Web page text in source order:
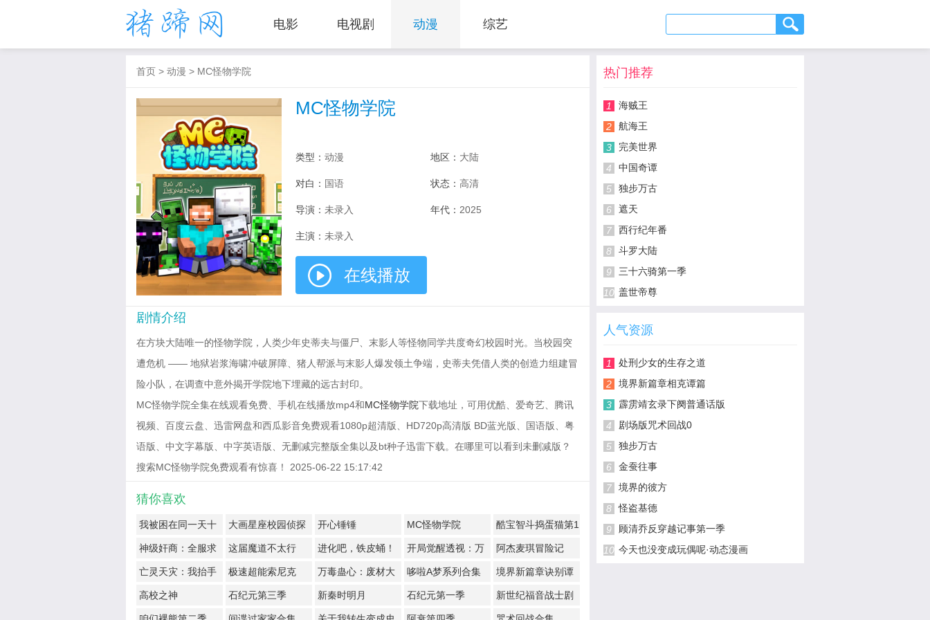
电影 电视剧 动漫 综艺
首页 > 动漫 > MC怪物学院
MC怪物学院
类型： 动漫 地区： 大陆
对白： 国语 状态： 高清
导演： 未录入 年代： 2025
主演： 未录入
在线播放
剧情介绍
在方块大陆唯一的怪物学院，人类少年史蒂夫与僵尸、末影人等怪物同学共度奇幻校园时光。当校园突
遭危机 —— 地狱岩浆海啸冲破屏障、猪人帮派与末影人爆发领土争端，史蒂夫凭借人类的创造力组建冒
险小队，在调查中意外揭开学院地下埋藏的远古封印。
MC怪物学院全集在线观看免费、手机在线播放mp4和MC怪物学院下载地址，可用优酷、爱奇艺、腾讯
视频、百度云盘、迅雷网盘和西瓜影音免费观看1080p超清版、HD720p高清版 BD蓝光版、国语版、粤
语版、中文字幕版、中字英语版、无删减完整版全集以及bt种子迅雷下载。在哪里可以看到未删减版？
搜索MC怪物学院免费观看有惊喜！ 2025-06-22 15:17:42
猜你喜欢
我被困在同一天十
万年
大画星座校园侦探
第2季
开心锤锤 MC怪物学院
酷宝智斗捣蛋猫第1
季
神级奸商：全服求
我别薅了
这届魔道不太行 进化吧，铁皮蛹！
开局觉醒透视：万
物皆透,我即无敌
阿杰麦琪冒险记
亡灵天灾：我抬手
百万骨海
极速超能索尼克
万毒蛊心：废材大
小姐杀疯了
哆啦A梦系列合集
境界新篇章诀别谭
篇
高校之神 石纪元第三季 新秦时明月 石纪元第一季
新世纪福音战士剧
场版：Q
热门推荐
1
海贼王
2
航海王
3
完美世界
4
中国奇谭
5
独步万古
6
遮天
7
西行纪年番
8
斗罗大陆
9
三十六骑第一季
10 盖世帝尊
人气资源
1
处刑少女的生存之道
2
境界新篇章相克谭篇
3
霹雳靖玄录下阕普通话版
4
剧场版咒术回战0
5
独步万古
6
金蚕往事
7
境界的彼方
8
怪盗基德
9
顾清乔反穿越记事第一季
10 今天也没变成玩偶呢·动态漫画